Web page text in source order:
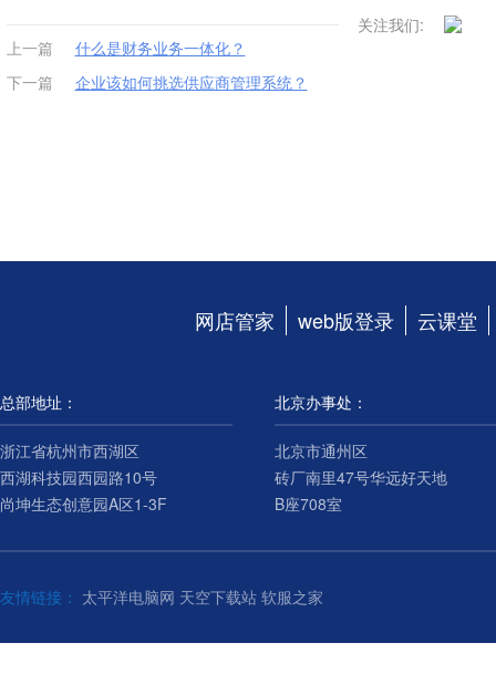
关注我们:
上一篇
什么是财务业务一体化？
下一篇
企业该如何挑选供应商管理系统？
网店管家 web版登录 云课堂
总部地址：
浙江省杭州市西湖区
西湖科技园西园路10号
尚坤生态创意园A区1-3F
北京办事处：
北京市通州区
砖厂南里47号华远好天地
B座708室
友情链接： 太平洋电脑网 天空下载站 软服之家